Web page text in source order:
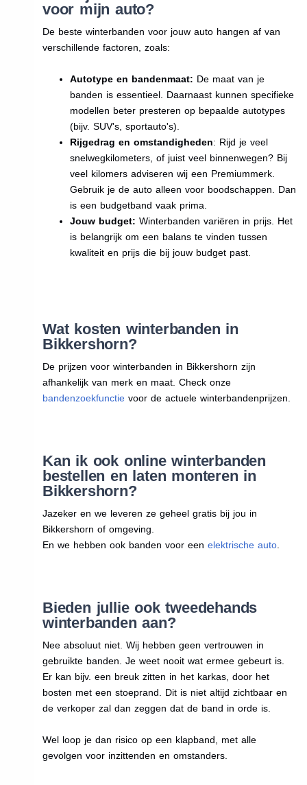
voor mijn auto?
De beste winterbanden voor jouw auto hangen af van
verschillende factoren, zoals:
Autotype en bandenmaat: De maat van je
banden is essentieel. Daarnaast kunnen specifieke
modellen beter presteren op bepaalde autotypes
(bijv. SUV's, sportauto's).
Rijgedrag en omstandigheden: Rijd je veel
snelwegkilometers, of juist veel binnenwegen? Bij
veel kilomers adviseren wij een Premiummerk.
Gebruik je de auto alleen voor boodschappen. Dan
is een budgetband vaak prima.
Jouw budget: Winterbanden variëren in prijs. Het
is belangrijk om een balans te vinden tussen
kwaliteit en prijs die bij jouw budget past.
Wat kosten winterbanden in
Bikkershorn?
De prijzen voor winterbanden in Bikkershorn zijn
afhankelijk van merk en maat. Check onze
bandenzoekfunctievoor de actuele winterbandenprijzen.
Kan ik ook online winterbanden
bestellen en laten monteren in
Bikkershorn?
Jazeker en we leveren ze geheel gratis bij jou in
Bikkershorn of omgeving.
En we hebben ook banden voor een elektrische auto.
Bieden jullie ook tweedehands
winterbanden aan?
Nee absoluut niet. Wij hebben geen vertrouwen in
gebruikte banden. Je weet nooit wat ermee gebeurt is.
Er kan bijv. een breuk zitten in het karkas, door het
bosten met een stoeprand. Dit is niet altijd zichtbaar en
de verkoper zal dan zeggen dat de band in orde is.
Wel loop je dan risico op een klapband, met alle
gevolgen voor inzittenden en omstanders.